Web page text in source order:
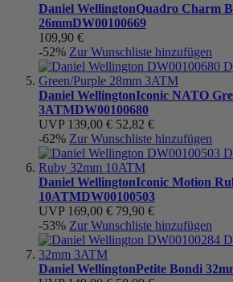
Daniel WellingtonQuadro Charm
26mmDW00100669
109,90 €
-52% Zur Wunschliste hinzufügen
Daniel WellingtonIconic NATO
3ATMDW00100680
UVP 139,00 € 52,82 €
-62% Zur Wunschliste hinzufügen
Daniel WellingtonIconic Motion
10ATMDW00100503
UVP 169,00 € 79,90 €
-53% Zur Wunschliste hinzufügen
Daniel WellingtonPetite Bondi